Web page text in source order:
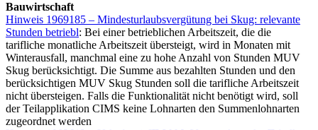
Bauwirtschaft
Hinweis 1969185 – Mindesturlaubsvergütung bei Skug: relevante
Stunden betriebl: Bei einer betrieblichen Arbeitszeit, die die
tarifliche monatliche Arbeitszeit übersteigt, wird in Monaten mit
Winterausfall, manchmal eine zu hohe Anzahl von Stunden MUV
Skug berücksichtigt. Die Summe aus bezahlten Stunden und den
berücksichtigen MUV Skug Stunden soll die tarifliche Arbeitszeit
nicht übersteigen. Falls die Funktionalität nicht benötigt wird, soll
der Teilapplikation CIMS keine Lohnarten den Summenlohnarten
zugeordnet werden